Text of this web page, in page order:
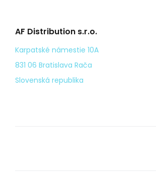
AF Distribution s.r.o.
Karpatské námestie 10A
831 06 Bratislava Rača
Slovenská republika